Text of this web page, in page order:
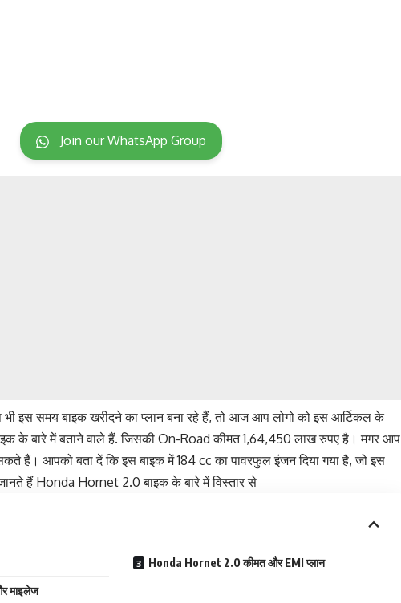
Join our WhatsApp Group
इस समय बाइक खरीदने का प्लान बना रहे हैं, तो आज आप लोगो को इस आर्टिकल के
के बारे में बताने वाले हैं. जिसकी On-Road कीमत 1,64,450 लाख रुपए है। मगर आप
हैं। आपको बता दें कि इस बाइक में 184 cc का पावरफुल इंजन दिया गया है, जो इस
हैं Honda Hornet 2.0 बाइक के बारे में विस्तार से
माइलेज
Honda Hornet 2.0 कीमत और EMI प्लान